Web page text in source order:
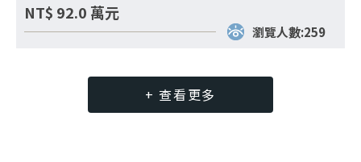
NT$ 92.0 萬元
瀏覽人數:259
+ 查看更多